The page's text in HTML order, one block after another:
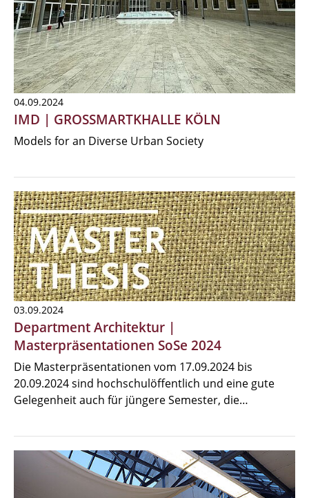
04.09.2024
IMD | GROSSMARTKHALLE KÖLN
Models for an Diverse Urban Society
03.09.2024
Department Architektur |
Masterpräsentationen SoSe 2024
Die Masterpräsentationen vom 17.09.2024 bis
20.09.2024 sind hochschulöffentlich und eine gute
Gelegenheit auch für jüngere Semester, die…